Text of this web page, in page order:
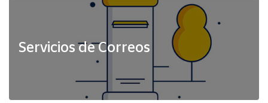
Servicios de Correos